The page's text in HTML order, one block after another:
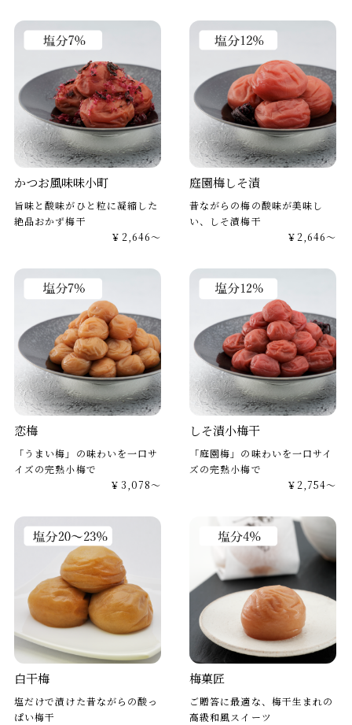
かつお風味味小町
旨味と酸味がひと粒に凝縮した
絶品おかず梅干
￥2,646～
庭園梅しそ漬
昔ながらの梅の酸味が美味し
い、しそ漬梅干
￥2,646～
恋梅
「うまい梅」の味わいを一口サ
イズの完熟小梅で
￥3,078～
しそ漬小梅干
「庭園梅」の味わいを一口サイ
ズの完熟小梅で
￥2,754～
白干梅
塩だけで漬けた昔ながらの酸っ
ぱい梅干
梅菓匠
ご贈答に最適な、梅干生まれの
高級和風スイーツ